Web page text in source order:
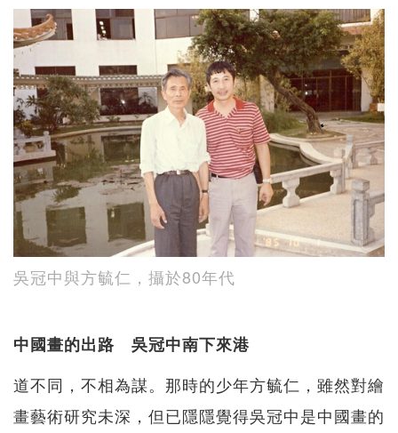
吳冠中與方毓仁，攝於80年代
中國畫的出路 吳冠中南下來港
道不同，不相為謀。那時的少年方毓仁，雖然對繪
畫藝術研究未深，但已隱隱覺得吳冠中是中國畫的